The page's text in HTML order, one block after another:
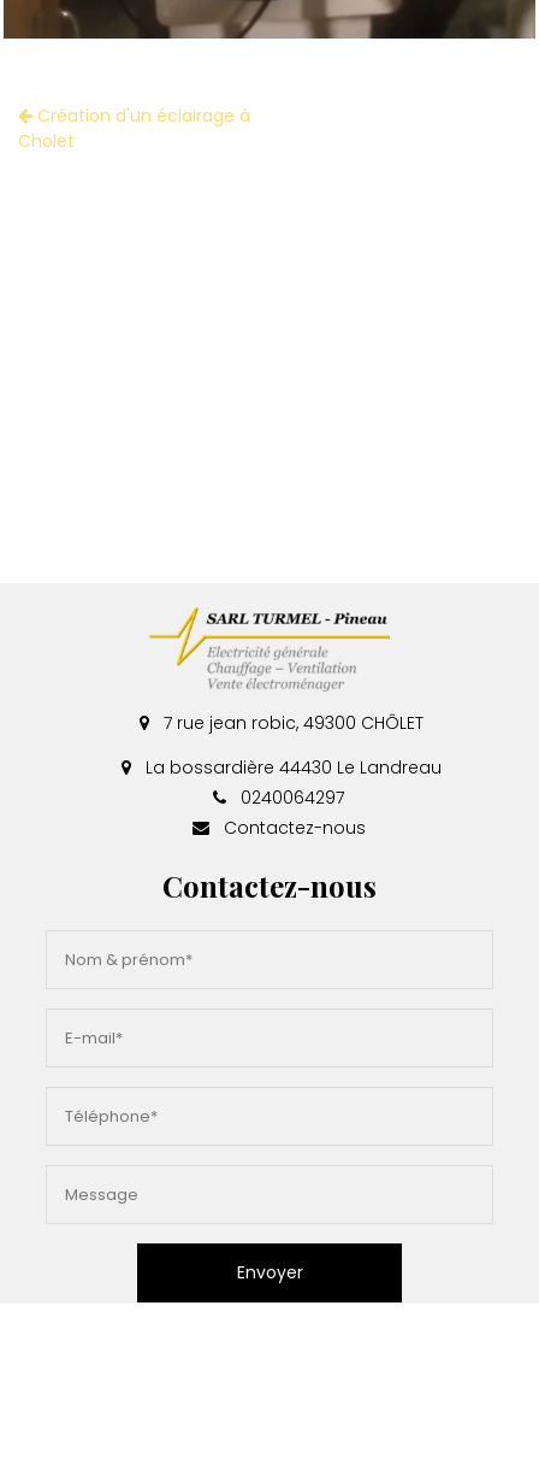
Création d'un éclairage à
Cholet
7 rue jean robic, 49300 CHÔLET
La bossardière 44430 Le Landreau
0240064297
Contactez-nous
Contactez-nous
Envoyer